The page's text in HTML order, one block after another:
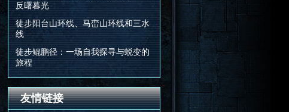
反曙暮光
徒步阳台山环线、马峦山环线和三水
线
徒步鲲鹏径：一场自我探寻与蜕变的
旅程
友情链接